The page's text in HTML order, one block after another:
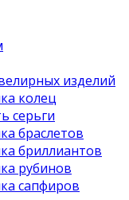
изделий
колец
серьги
браслетов
бриллиантов
рубинов
сапфиров